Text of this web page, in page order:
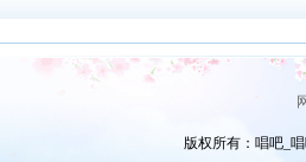
版权所有：唱吧_